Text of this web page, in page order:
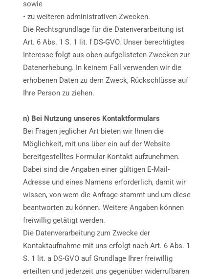
sowie
• zu weiteren administrativen Zwecken.
Die Rechtsgrundlage für die Datenverarbeitung ist
Art. 6 Abs. 1 S. 1 lit. f DS-GVO. Unser berechtigtes
Interesse folgt aus oben aufgelisteten Zwecken zur
Datenerhebung. In keinem Fall verwenden wir die
erhobenen Daten zu dem Zweck, Rückschlüsse auf
Ihre Person zu ziehen.
n) Bei Nutzung unseres Kontaktformulars
Bei Fragen jeglicher Art bieten wir Ihnen die
Möglichkeit, mit uns über ein auf der Website
bereitgestelltes Formular Kontakt aufzunehmen.
Dabei sind die Angaben einer gültigen E-Mail-
Adresse und eines Namens erforderlich, damit wir
wissen, von wem die Anfrage stammt und um diese
beantworten zu können. Weitere Angaben können
freiwillig getätigt werden.
Die Datenverarbeitung zum Zwecke der
Kontaktaufnahme mit uns erfolgt nach Art. 6 Abs. 1
S. 1 lit. a DS-GVO auf Grundlage Ihrer freiwillig
erteilten und jederzeit uns gegenüber widerrufbaren